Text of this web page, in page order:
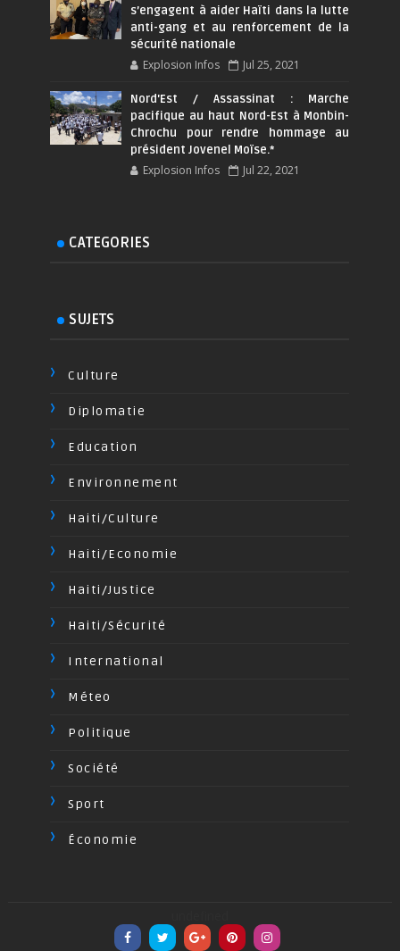
s’engagent à aider Haïti dans la lutte
anti-gang et au renforcement de la
sécurité nationale
Explosion Infos Jul 25, 2021
Nord'Est / Assassinat : Marche
pacifique au haut Nord-Est à Monbin-
Chrochu pour rendre hommage au
président Jovenel Moïse.*
Explosion Infos Jul 22, 2021
CATEGORIES
SUJETS
Culture
Diplomatie
Education
Environnement
Haiti/Culture
Haiti/Economie
Haiti/Justice
Haiti/Sécurité
International
Méteo
Politique
Société
Sport
Économie